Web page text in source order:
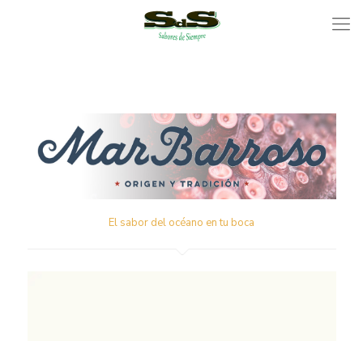
El sabor del océano en tu boca